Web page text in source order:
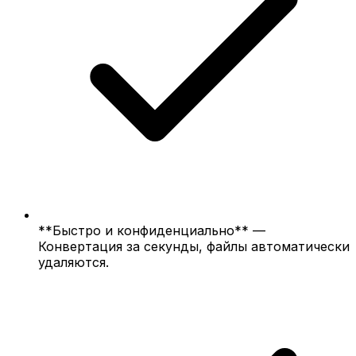
**Быстро и конфиденциально** —
Конвертация за секунды, файлы автоматически
удаляются.